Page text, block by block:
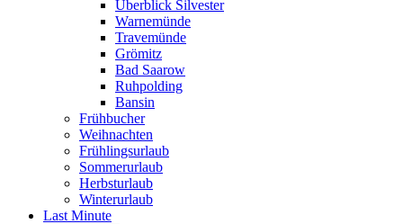
Überblick Silvester
Warnemünde
Travemünde
Grömitz
Bad Saarow
Ruhpolding
Bansin
Frühbucher
Weihnachten
Frühlingsurlaub
Sommerurlaub
Herbsturlaub
Winterurlaub
Last Minute